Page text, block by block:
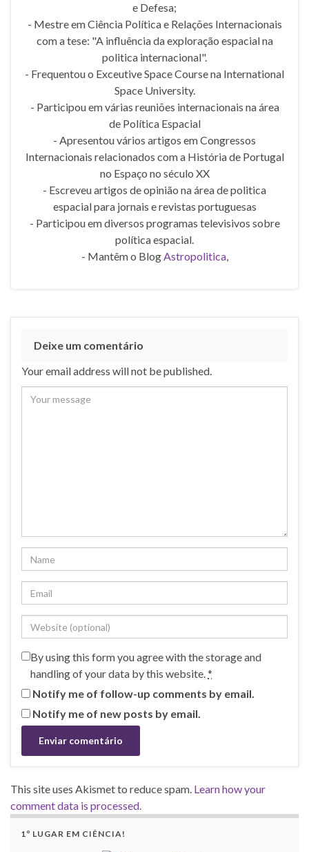
e Defesa;
- Mestre em Ciência Política e Relações Internacionais
com a tese: "A influência da exploração espacial na
politica internacional".
- Frequentou o Exceutive Space Course na International
Space University.
- Participou em várias reuniões internacionais na área
de Política Espacial
- Apresentou vários artigos em Congressos
Internacionais relacionados com a História de Portugal
no Espaço no século XX
- Escreveu artigos de opinião na área de politica
espacial para jornais e revistas portuguesas
- Participou em diversos programas televisivos sobre
política espacial.
- Mantêm o BlogAstropolitica,
Deixe um comentário
Your email address will not be published.
By using this form you agree with the storage and
handling of your data by this website.*
Notify me of follow-up comments by email.
Notify me of new posts by email.
This site uses Akismet to reduce spam. Learn how your
comment data is processed.
1º LUGAR EM CIÊNCIA!